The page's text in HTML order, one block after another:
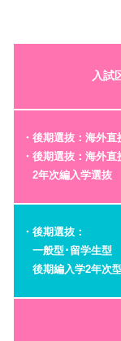
入試
・後期選抜：海外直
・後期選抜：海外直
2年次編入学選抜
・後期選抜：
一般型･留学生型
後期編入学2年次型